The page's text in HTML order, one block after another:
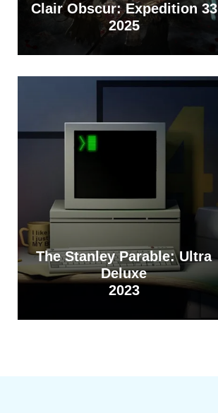
Clair Obscur: Expedition 33
2025
The Stanley Parable: Ultra
Deluxe
2023